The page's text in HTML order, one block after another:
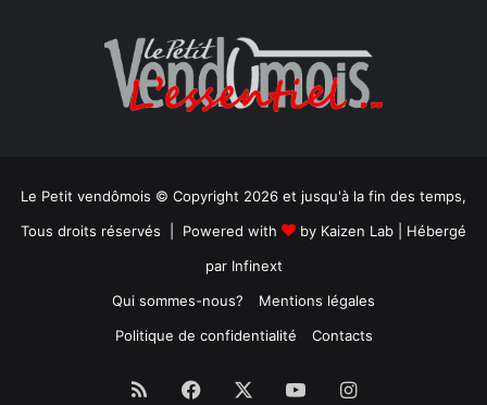
Le Petit vendômois © Copyright 2026 et jusqu'à la fin des temps,
Tous droits réservés | Powered with
by Kaizen Lab | Hébergé
par Infinext
Qui sommes-nous?
Mentions légales
Politique de confidentialité
Contacts
RSS Facebook YouTubeInstagram